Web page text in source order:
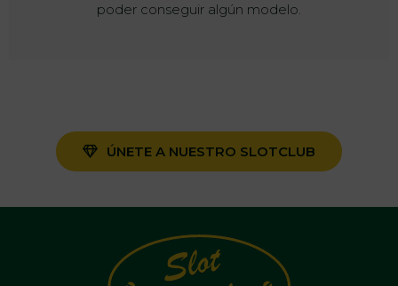
poder conseguir algún modelo.
ÚNETE A NUESTRO SLOTCLUB